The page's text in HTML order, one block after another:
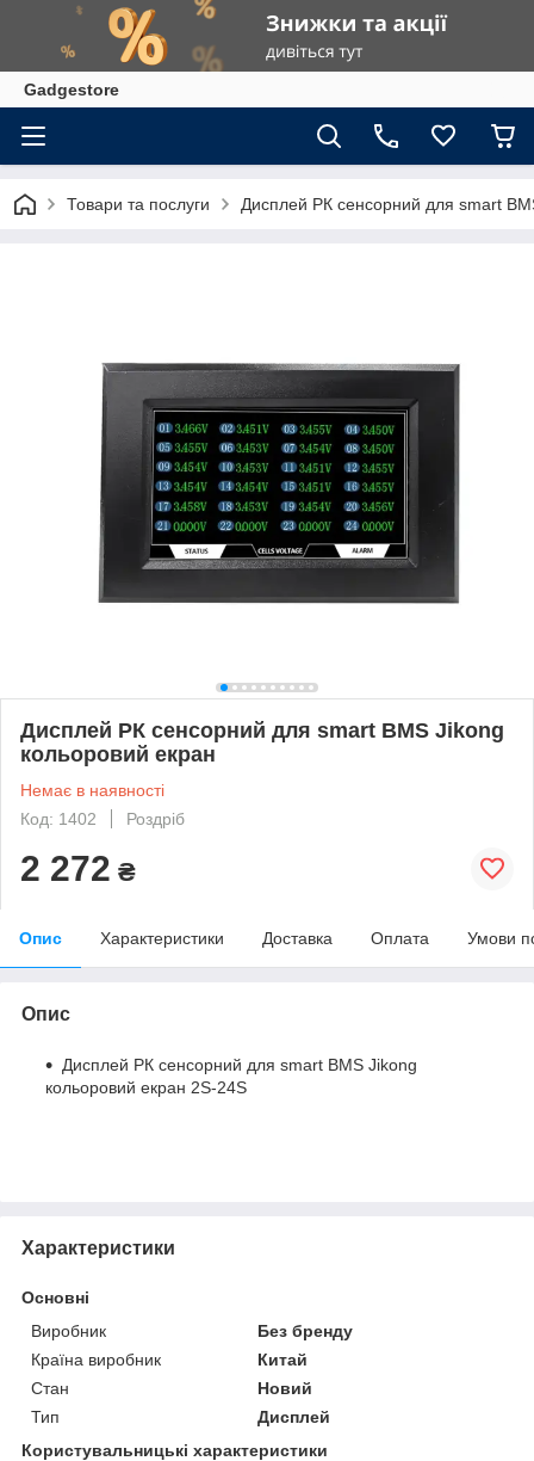
Gadgestore
Товари та послуги Дисплей РК сенсорний для smart
Дисплей РК сенсорний для smart BMS Jikong
кольоровий екран
Немає в наявності
Код: 1402
Роздріб
2 272 ₴
Опис Характеристики Доставка Оплата Умови
Опис
Дисплей РК сенсорний для smart BMS Jikong
кольоровий екран 2S-24S
Характеристики
Основні
Виробник
Без бренду
Країна виробник
Китай
Стан
Новий
Тип
Дисплей
Користувальницькі характеристики